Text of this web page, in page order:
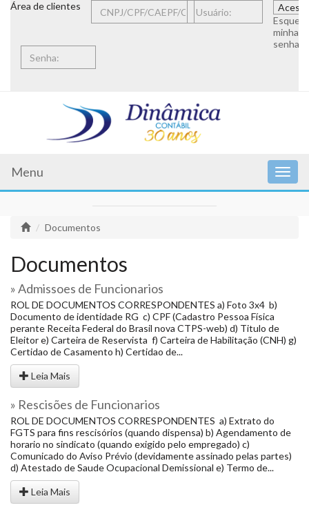
Área de clientes
Esqueci
minha
senha
Menu
Documentos
Documentos
» Admissoes de Funcionarios
ROL DE DOCUMENTOS CORRESPONDENTES a) Foto 3x4 b)
Documento de identidade RG c) CPF (Cadastro Pessoa Física
perante Receita Federal do Brasil nova CTPS-web) d) Titulo de
Eleitor e) Carteira de Reservista f) Carteira de Habilitação (CNH) g)
Certidao de Casamento h) Certidao de...
Leia Mais
» Rescisões de Funcionarios
ROL DE DOCUMENTOS CORRESPONDENTES a) Extrato do
FGTS para fins rescisórios (quando dispensa) b) Agendamento de
horario no sindicato (quando exigido pelo empregado) c)
Comunicado do Aviso Prévio (devidamente assinado pelas partes)
d) Atestado de Saude Ocupacional Demissional e) Termo de...
Leia Mais